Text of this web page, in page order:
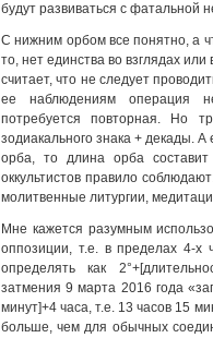
будут развиваться с фатальной
С нижним орбом все понятно, а
то, нет единства во взглядах
считает, что не следует
ее наблюдениям операция
потребуется повторная. Но
зодиакального знака + декады.
орба, то длина орба
оккультистов правило
молитвенные литургии,
Мне кажется разумным
оппозиции, т.е. в пределах 4-х
определять как
затмения 9 марта 2016 года
минут]+4 часа, т.е. 13 часов 15
больше, чем для обычных